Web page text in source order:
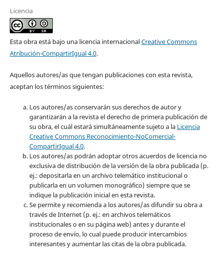
Licencia
Esta obra está bajo una licencia internacionalCreative Commons
Atribución-CompartirIgual 4.0.
Aquellos autores/as que tengan publicaciones con esta revista,
aceptan los términos siguientes:
Los autores/as conservarán sus derechos de autor y
garantizarán a la revista el derecho de primera publicación de
su obra, el cuál estará simultáneamente sujeto a la Licencia
Creative Commons Reconocimiento-NoComercial-
CompartirIgual 4.0.
Los autores/as podrán adoptar otros acuerdos de licencia no
exclusiva de distribución de la versión de la obra publicada (p.
ej.: depositarla en un archivo telemático institucional o
publicarla en un volumen monográfico) siempre que se
indique la publicación inicial en esta revista.
Se permite y recomienda a los autores/as difundir su obra a
través de Internet (p. ej.: en archivos telemáticos
institucionales o en su página web) antes y durante el
proceso de envío, lo cual puede producir intercambios
interesantes y aumentar las citas de la obra publicada.